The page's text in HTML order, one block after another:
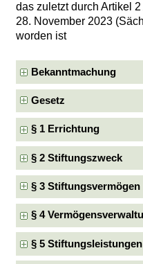
das zuletzt durch Artikel
28. November 2023
worden ist
Bekanntmachung
Gesetz
§ 1 Errichtung
§ 2 Stiftungszweck
§ 3 Stiftungsvermögen
§ 4
§ 5 Stiftungsleistungen